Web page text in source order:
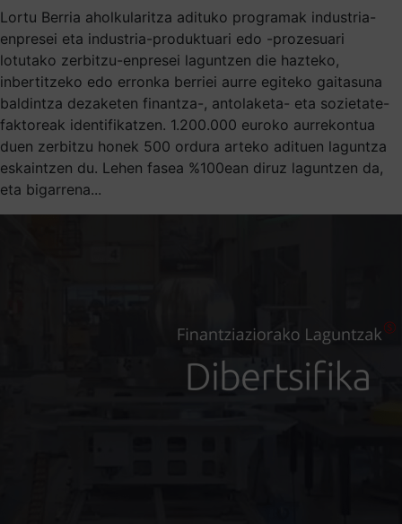
Lortu Berria aholkularitza adituko programak industria-
enpresei eta industria-produktuari edo -prozesuari
lotutako zerbitzu-enpresei laguntzen die hazteko,
inbertitzeko edo erronka berriei aurre egiteko gaitasuna
baldintza dezaketen finantza-, antolaketa- eta sozietate-
faktoreak identifikatzen. 1.200.000 euroko aurrekontua
duen zerbitzu honek 500 ordura arteko adituen laguntza
eskaintzen du. Lehen fasea %100ean diruz laguntzen da,
eta bigarrena...